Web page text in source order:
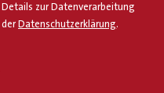
zur Datenverarbeitung
Datenschutzerklärung.